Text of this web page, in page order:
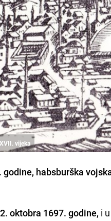
vijeka
habsburška
oktobra 1697. godine, i